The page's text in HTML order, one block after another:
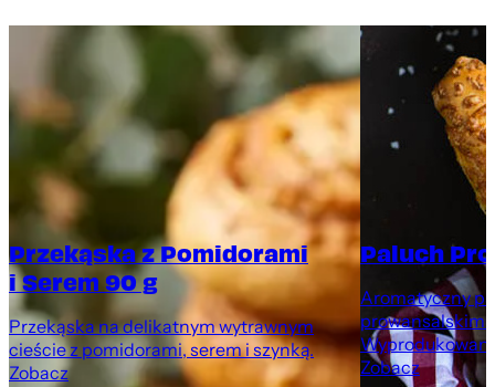
Przekąska z Pomidorami
i Serem 90 g
Przekąska na delikatnym wytrawnym
cieście z pomidorami, serem i szynką.
Zobacz
Paluch
Aromatyczny
prowansalskimi
Zobacz